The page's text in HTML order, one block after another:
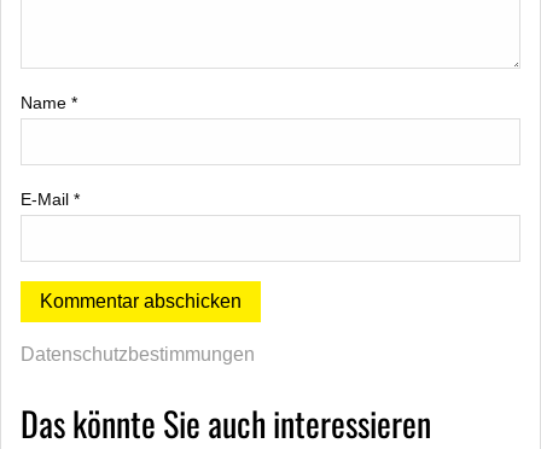
Name *
E-Mail *
Datenschutzbestimmungen
Das könnte Sie auch interessieren